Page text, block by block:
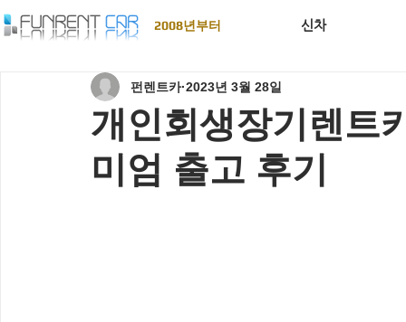
2008년부터 신차
개인회생장기렌트
미엄 출고 후기
펀렌트카 2023년 3월 28일